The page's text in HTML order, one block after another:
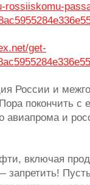
rossiiskomu-
get-
России и
покончить с
авиапрома и
включая
запретить!